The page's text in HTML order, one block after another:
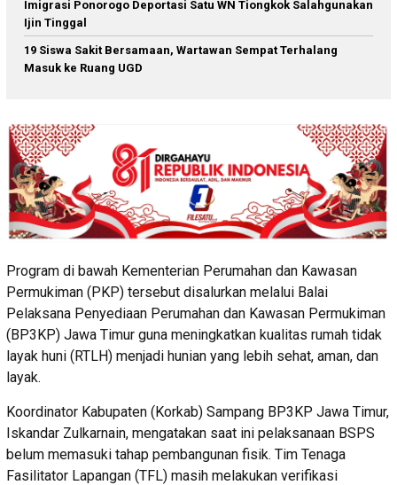
Imigrasi Ponorogo Deportasi Satu WN Tiongkok Salahgunakan
Ijin Tinggal
19 Siswa Sakit Bersamaan, Wartawan Sempat Terhalang
Masuk ke Ruang UGD
Program di bawah Kementerian Perumahan dan Kawasan
Permukiman (PKP) tersebut disalurkan melalui Balai
Pelaksana Penyediaan Perumahan dan Kawasan Permukiman
(BP3KP) Jawa Timur guna meningkatkan kualitas rumah tidak
layak huni (RTLH) menjadi hunian yang lebih sehat, aman, dan
layak.
Koordinator Kabupaten (Korkab) Sampang BP3KP Jawa Timur,
Iskandar Zulkarnain, mengatakan saat ini pelaksanaan BSPS
belum memasuki tahap pembangunan fisik. Tim Tenaga
Fasilitator Lapangan (TFL) masih melakukan verifikasi